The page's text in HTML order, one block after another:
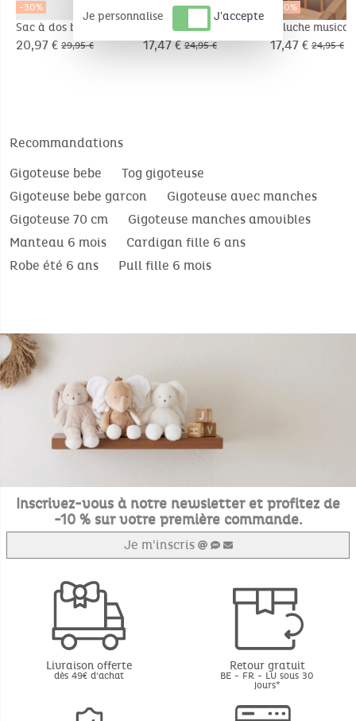
-30%
Sac à dos brodé Ours
- Orso
20,97 € 29,95 €
Doudou-Couverture
Nomade 50x50cm -
17,47 € 24,95 €
-30%
Peluche
Fluffy en
17,47 € 24,95 €
Recommandations
Gigoteuse bebe
Tog gigoteuse
Gigoteuse bebe garcon
Gigoteuse avec manches
Gigoteuse 70 cm
Gigoteuse manches amovibles
Manteau 6 mois
Cardigan fille 6 ans
Robe été 6 ans
Pull fille 6 mois
Inscrivez-vous à notre newsletter et profitez de
-10 % sur votre première commande.
Je m'inscris
Livraison offerte
dès 49€ d'achat
Retour gratuit
BE - FR - LU sous 30
jours*
Je personnalise J'accepte